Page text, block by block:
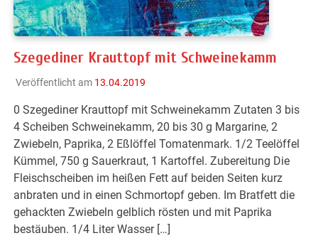
Szegediner Krauttopf mit Schweinekamm
Veröffentlicht am 13.04.2019
0 Szegediner Krauttopf mit Schweinekamm Zutaten 3 bis
4 Scheiben Schweinekamm, 20 bis 30 g Margarine, 2
Zwiebeln, Paprika, 2 Eßlöffel Tomatenmark. 1/2 Teelöffel
Kümmel, 750 g Sauerkraut, 1 Kartoffel. Zubereitung Die
Fleischscheiben im heißen Fett auf beiden Seiten kurz
anbraten und in einen Schmortopf geben. Im Bratfett die
gehackten Zwiebeln gelblich rösten und mit Paprika
bestäuben. 1/4 Liter Wasser […]